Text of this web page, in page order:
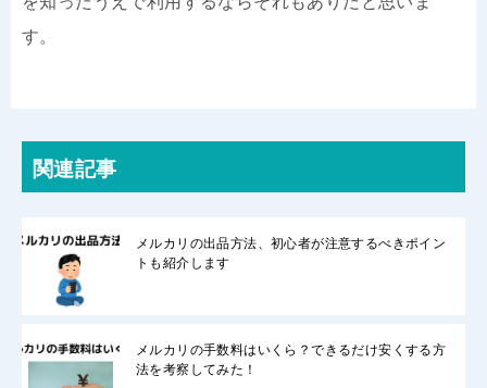
す。
関連記事
メルカリの出品方法、初心者が注意するべきポイン
トも紹介します
メルカリの手数料はいくら？できるだけ安くする方
法を考察してみた！